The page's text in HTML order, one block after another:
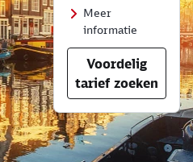
Meer
informatie
Voordelig
tarief zoeken